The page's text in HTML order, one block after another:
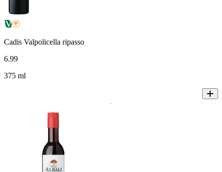
Cadis Valpolicella ripasso
6.99
375 ml